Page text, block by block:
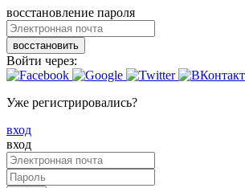
восстановление пароля
восстановить
Войти через:
Уже регистрировались?
вход
вход